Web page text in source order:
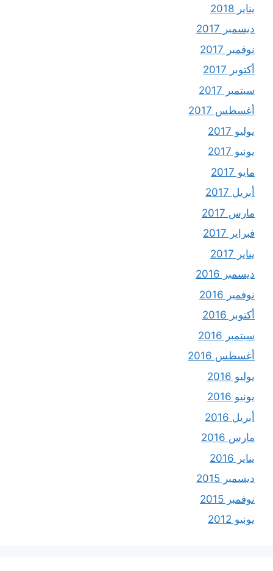
يناير 2018
ديسمبر 2017
نوفمبر 2017
أكتوبر 2017
سبتمبر 2017
أغسطس 2017
يوليو 2017
يونيو 2017
مايو 2017
أبريل 2017
مارس 2017
فبراير 2017
يناير 2017
ديسمبر 2016
نوفمبر 2016
أكتوبر 2016
سبتمبر 2016
أغسطس 2016
يوليو 2016
يونيو 2016
أبريل 2016
مارس 2016
يناير 2016
ديسمبر 2015
نوفمبر 2015
يونيو 2012